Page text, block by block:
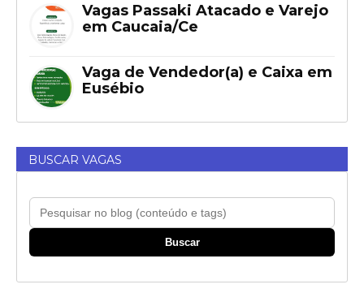
Vagas Passaki Atacado e Varejo
em Caucaia/Ce
Vaga de Vendedor(a) e Caixa em
Eusébio
BUSCAR VAGAS
Buscar